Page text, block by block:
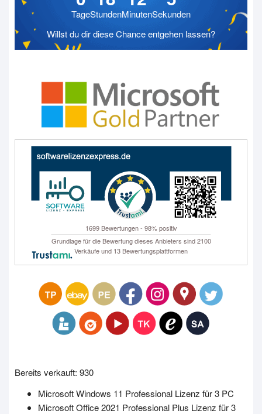
Lizenz
PC
TageStundenMinutenSekunden
Willst du dir diese Chance entgehen lassen?
1699 Bewertungen - 98% positiv
Grundlage für die Bewertung dieses Anbieters sind 2100
Verkäufe und 13 Bewertungsplattformen
Bereits verkauft: 930
Microsoft Windows 11 Professional Lizenz für 3 PC
Microsoft Office 2021 Professional Plus Lizenz für 3